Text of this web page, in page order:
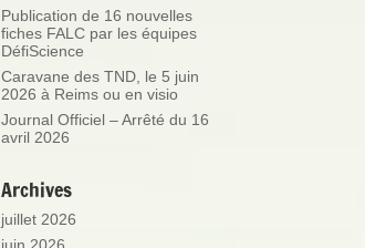
Publication de 16 nouvelles
fiches FALC par les équipes
DéfiScience
Caravane des TND, le 5 juin
2026 à Reims ou en visio
Journal Officiel – Arrêté du 16
avril 2026
Archives
juillet 2026